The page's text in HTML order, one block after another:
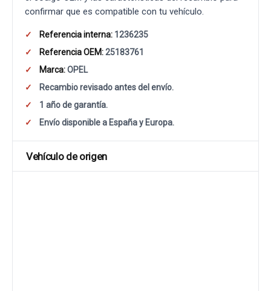
confirmar que es compatible con tu vehículo.
Referencia interna: 1236235
Referencia OEM:25183761
Marca:OPEL
Recambio revisado antes del envío.
1 año de garantía.
Envío disponible a España y Europa.
Vehículo de origen